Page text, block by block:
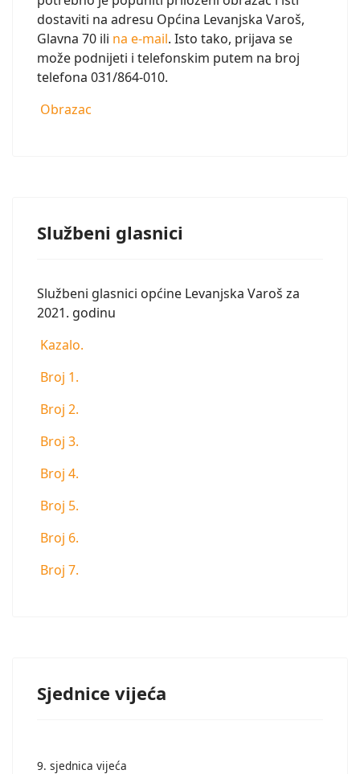
dostaviti na adresu Općina Levanjska Varoš,
Glavna 70 ili na e-mail. Isto tako, prijava se
može podnijeti i telefonskim putem na broj
telefona 031/864-010.
Obrazac
Službeni glasnici
Službeni glasnici općine Levanjska Varoš za
2021. godinu
Kazalo.
Broj 1.
Broj 2.
Broj 3.
Broj 4.
Broj 5.
Broj 6.
Broj 7.
Sjednice vijeća
9. sjednica vijeća